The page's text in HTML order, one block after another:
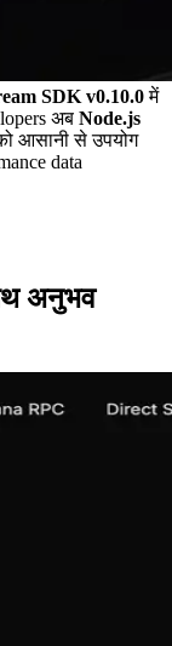
SDK v0.10.0में
अब Node.js
आसानी से उपयोग
data
अनुभव